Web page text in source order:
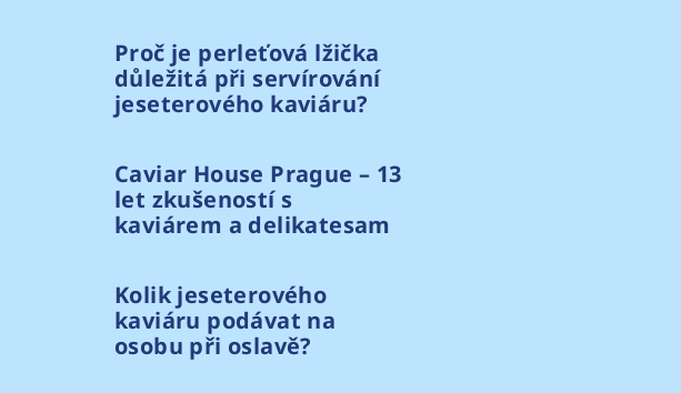
Proč je perleťová lžička
důležitá při servírování
jeseterového kaviáru?
Caviar House Prague – 13
let zkušeností s
kaviárem a delikatesam
Kolik jeseterového
kaviáru podávat na
osobu při oslavě?